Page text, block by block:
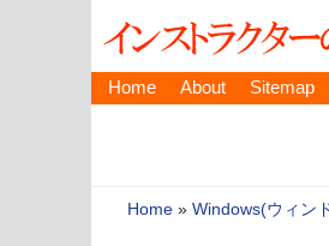
Home About Sitemap
Home » Windows(ウィン